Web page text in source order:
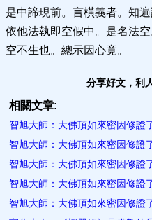
是中諦現前。言橫義者。知
依他法執即空假中。是名法
空不生也。總示因心竟。
分享好文，利
相關文章:
智旭大師：大佛頂如來密因修證
智旭大師：大佛頂如來密因修證
智旭大師：大佛頂如來密因修證
智旭大師：大佛頂如來密因修證
智旭大師：大佛頂如來密因修證